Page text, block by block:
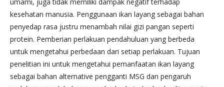
kesehatan manusia. Penggunaan ikan layang sebagai bahan
penyedap rasa justru menambah nilai gizi pangan seperti
protein. Pemberian perlakuan pendahuluan yang berbeda
untuk mengetahui perbedaan dari setiap perlakuan. Tujuan
penelitian ini untuk mengetahui pemanfaatan ikan layang
sebagai bahan alternative pengganti MSG dan pengaruh